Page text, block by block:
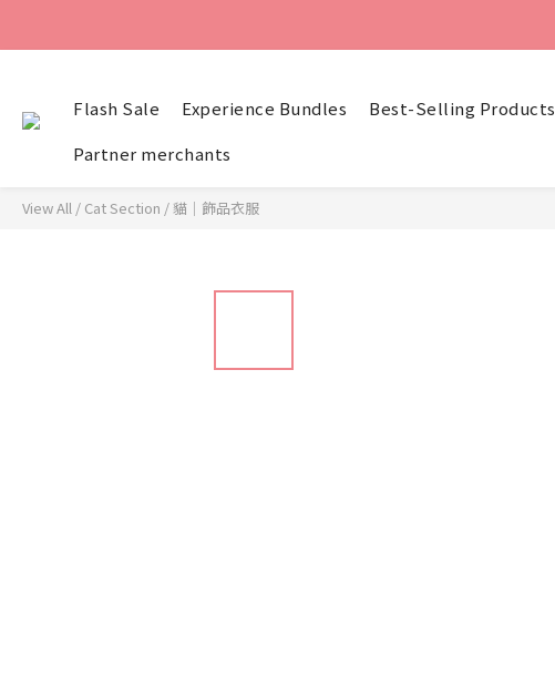
Flash Sale Experience Bundles Best-Selling Products
Partner merchants
View All / Cat Section /貓｜飾品衣服